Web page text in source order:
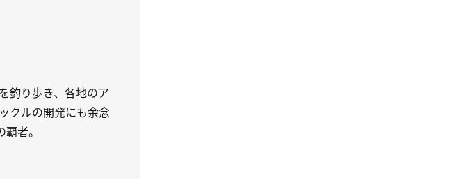
釣り歩き、各地のア
クルの開発にも余念
者。